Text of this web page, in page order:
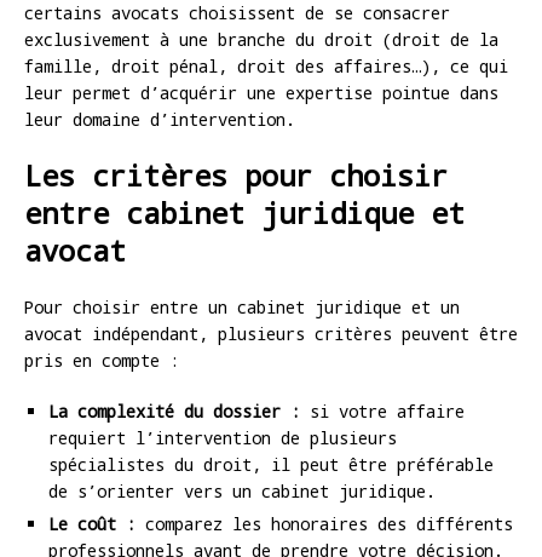
certains avocats choisissent de se consacrer
exclusivement à une branche du droit (droit de la
famille, droit pénal, droit des affaires…), ce qui
leur permet d’acquérir une expertise pointue dans
leur domaine d’intervention.
Les critères pour choisir
entre cabinet juridique et
avocat
Pour choisir entre un cabinet juridique et un
avocat indépendant, plusieurs critères peuvent être
pris en compte :
La complexité du dossier : si votre affaire
requiert l’intervention de plusieurs
spécialistes du droit, il peut être préférable
de s’orienter vers un cabinet juridique.
Le coût : comparez les honoraires des différents
professionnels avant de prendre votre décision.